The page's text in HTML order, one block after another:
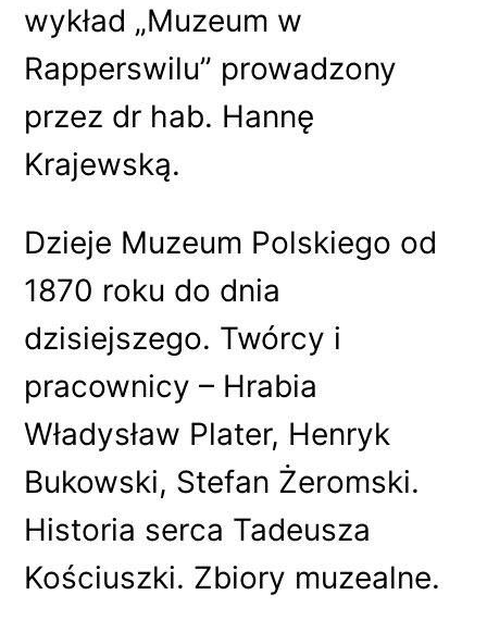
wykład „Muzeum w
Rapperswilu” prowadzony
przez dr hab. Hannę
Krajewską.
Dzieje Muzeum Polskiego od
1870 roku do dnia
dzisiejszego. Twórcy i
pracownicy – Hrabia
Władysław Plater, Henryk
Bukowski, Stefan Żeromski.
Historia serca Tadeusza
Kościuszki. Zbiory muzealne.